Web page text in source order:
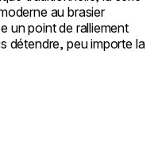
au brasier
un point de ralliement
détendre, peu importe la